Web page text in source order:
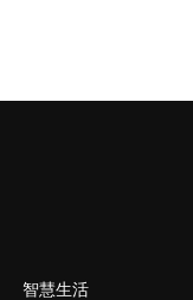
智慧生活